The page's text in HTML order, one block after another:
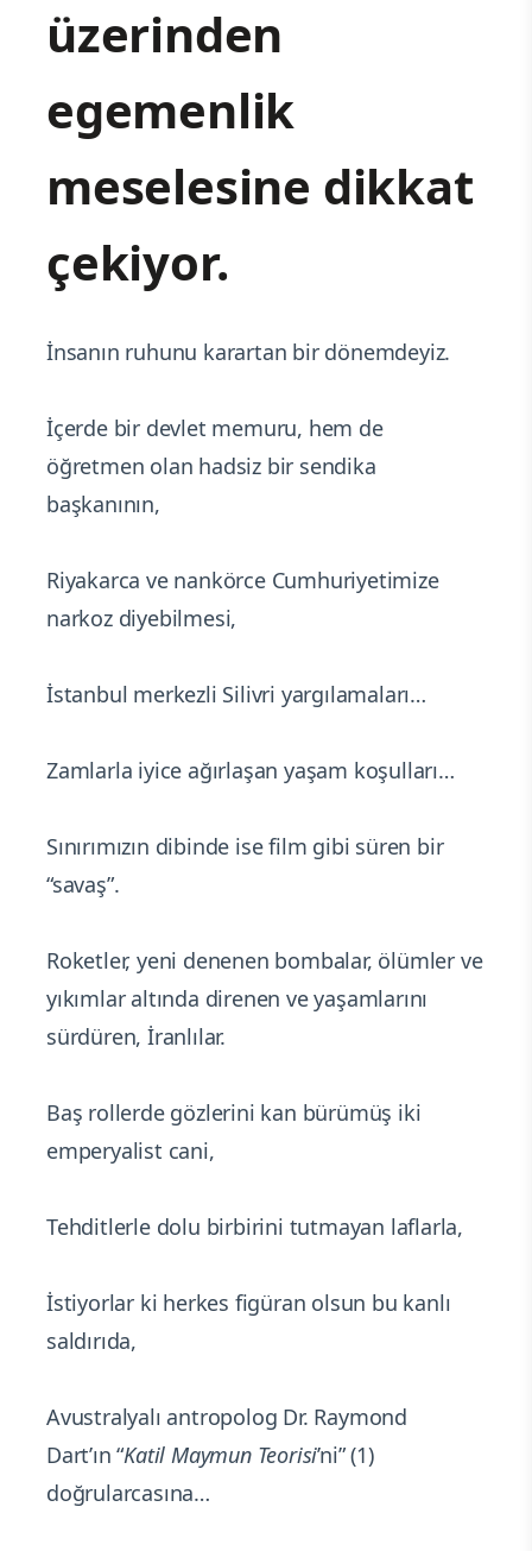
üzerinden
egemenlik
meselesine dikkat
çekiyor.
İnsanın ruhunu karartan bir dönemdeyiz.
İçerde bir devlet memuru, hem de
öğretmen olan hadsiz bir sendika
başkanının,
Riyakarca ve nankörce Cumhuriyetimize
narkoz diyebilmesi,
İstanbul merkezli Silivri yargılamaları…
Zamlarla iyice ağırlaşan yaşam koşulları…
Sınırımızın dibinde ise film gibi süren bir
“savaş”.
Roketler, yeni denenen bombalar, ölümler ve
yıkımlar altında direnen ve yaşamlarını
sürdüren, İranlılar.
Baş rollerde gözlerini kan bürümüş iki
emperyalist cani,
Tehditlerle dolu birbirini tutmayan laflarla,
İstiyorlar ki herkes figüran olsun bu kanlı
saldırıda,
Avustralyalı antropolog Dr. Raymond
Dart’ın “Katil Maymun Teorisi’ni” (1)
doğrularcasına…